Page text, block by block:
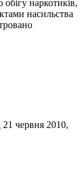
обігу наркотиків,
насильства
21 червня 2010,